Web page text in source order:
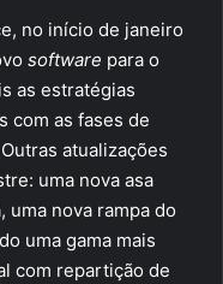
no início de janeiro
software para o
as estratégias
com as fases de
atualizações
uma nova asa
uma nova rampa do
uma gama mais
com repartição de